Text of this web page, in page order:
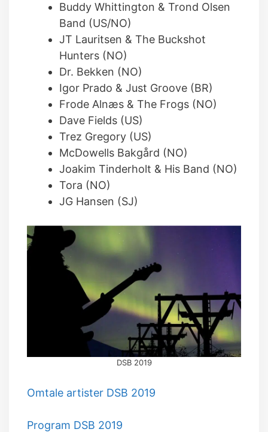
Buddy Whittington & Trond Olsen
Band (US/NO)
JT Lauritsen & The Buckshot
Hunters (NO)
Dr. Bekken (NO)
Igor Prado & Just Groove (BR)
Frode Alnæs & The Frogs (NO)
Dave Fields (US)
Trez Gregory (US)
McDowells Bakgård (NO)
Joakim Tinderholt & His Band (NO)
Tora (NO)
JG Hansen (SJ)
DSB 2019
Omtale artister DSB 2019
Program DSB 2019